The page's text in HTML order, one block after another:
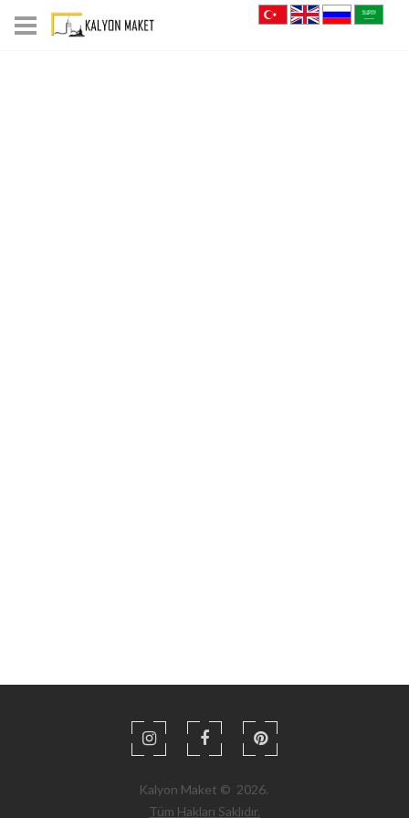
Kalyon Maket © 2026.
Tüm Hakları Saklıdır.